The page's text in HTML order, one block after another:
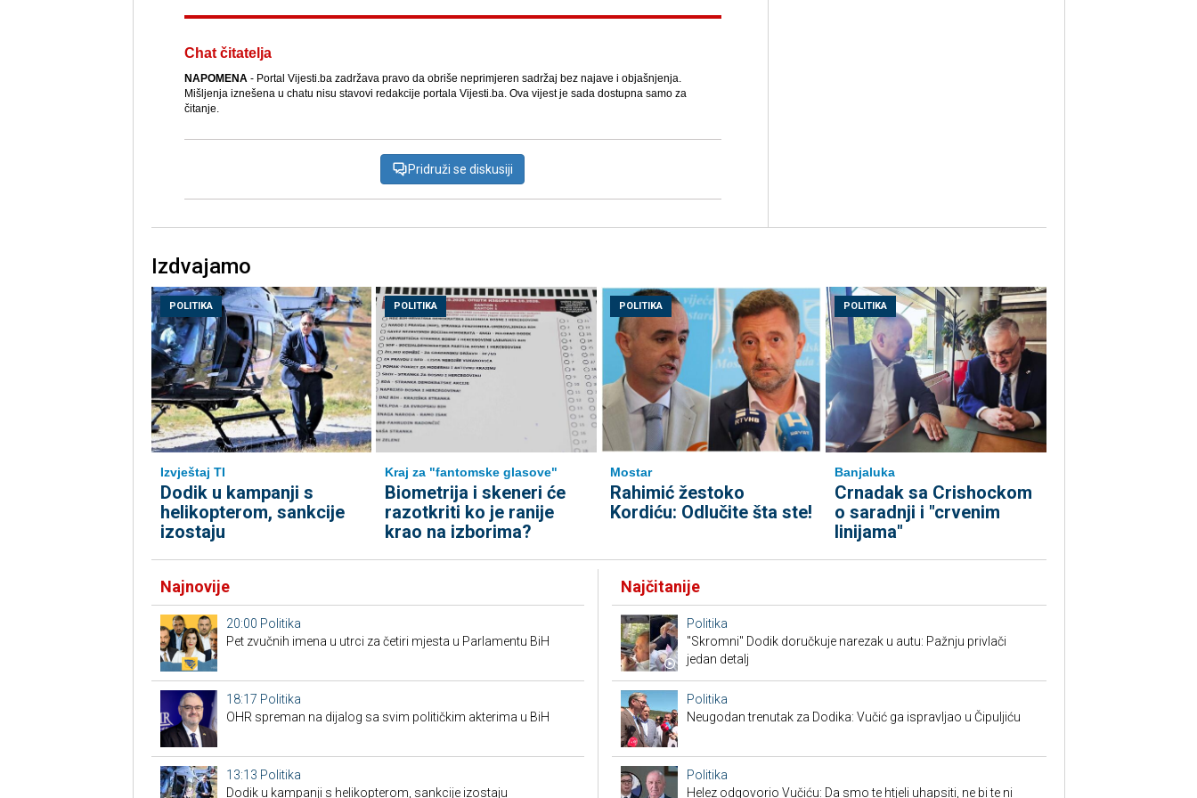
Chat čitatelja
NAPOMENA- Portal Vijesti.ba zadržava pravo da obriše neprimjeren sadržaj bez najave i objašnjenja.
Mišljenja iznešena u chatu nisu stavovi redakcije portala Vijesti.ba. Ova vijest je sada dostupna samo za
čitanje.
Pridruži se diskusiji
Izdvajamo
POLITIKA
Izvještaj TI
Dodik u kampanji s
helikopterom, sankcije
izostaju
POLITIKA
Kraj za "fantomske glasove"
Biometrija i skeneri će
razotkriti ko je ranije
krao na izborima?
POLITIKA
Mostar
Rahimić žestoko
Kordiću: Odlučite šta ste!
POLITIKA
Banjaluka
Crnadak sa Crishockom
o saradnji i "crvenim
linijama"
Najnovije
20:00 Politika
Pet zvučnih imena u utrci za četiri mjesta u Parlamentu BiH
18:17 Politika
OHR spreman na dijalog sa svim političkim akterima u BiH
13:13 Politika
Dodik u kampanji s helikopterom, sankcije izostaju
Najčitanije
Politika
"Skromni" Dodik doručkuje narezak u autu: Pažnju privlači
jedan detalj
Politika
Neugodan trenutak za Dodika: Vučić ga ispravljao u Čipuljiću
Politika
Helez odgovorio Vučiću: Da smo te htjeli uhapsiti, ne bi te ni